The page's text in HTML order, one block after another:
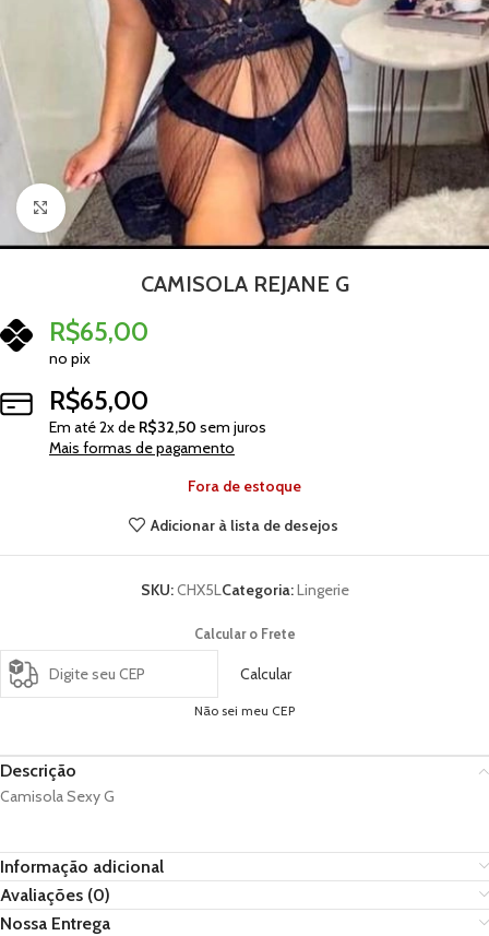
Clique para ampliar
CAMISOLA REJANE G
R$65,00
no pix
R$65,00
Em até2x de R$32,50 sem juros
Mais formas de pagamento
Fora de estoque
Adicionar à lista de desejos
SKU:CHX5LCategoria:Lingerie
Calcular o Frete
Calcular
Não sei meu CEP
Descrição
Camisola Sexy G
Informação adicional
Avaliações (0)
Nossa Entrega